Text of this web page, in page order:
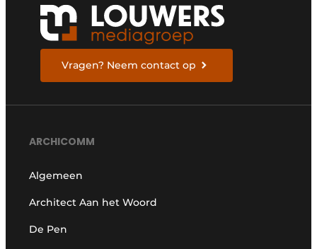
Vragen? Neem contact op
ARCHICOMM
Algemeen
Architect Aan het Woord
De Pen